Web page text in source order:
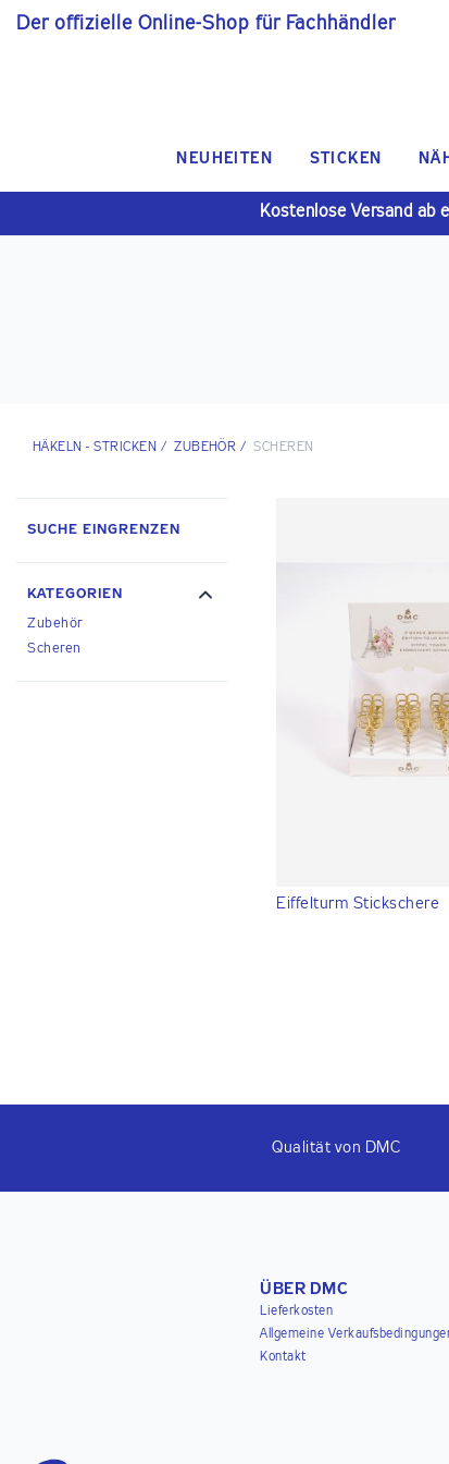
Der offizielle Online-Shop für Fachhändler
NEUHEITEN STICKEN
Kostenlose Versand
HÄKELN - STRICKEN /ZUBEHÖR /SCHEREN
SUCHE EINGRENZEN
KATEGORIEN
Zubehör
Scheren
Eiffelturm Stickschere
Qualität von DMC
ÜBER DMC
Lieferkosten
Allgemeine
Kontakt